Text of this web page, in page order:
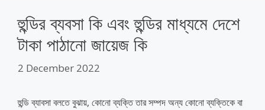
হুন্ডির ব্যবসা কি এবং হুন্ডির মাধ্যমে দেশে
টাকা পাঠানো জায়েজ কি
2 December 2022
হুন্ডি ব্যাবসা বলতে বুঝায়, কোনো ব্যক্তি তার সম্পদ অন্য কোনো ব্যক্তিকে বা